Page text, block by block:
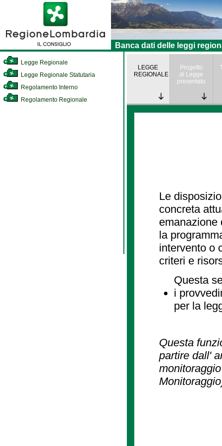
Banca dati delle leggi
Legge Regionale
Legge Regionale Statutaria
Regolamento Interno
Regolamento Regionale
LEGGE
REGIONALE
Progetto
di Legge
presentato
Le
concreta
emanazione
la
intervento o
criteri e
Questa
i
per la
Questa
partire dall'